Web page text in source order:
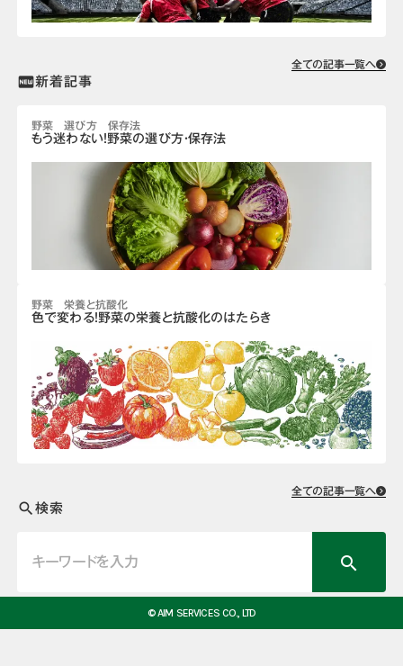
全ての記事一覧へ
fiber_new新着記事
野菜 選び方 保存法
もう迷わない！野菜の選び方・保存法
野菜 栄養と抗酸化
色で変わる！野菜の栄養と抗酸化のはたらき
全ての記事一覧へ
search検索
search
© AIM SERVICES CO., LTD